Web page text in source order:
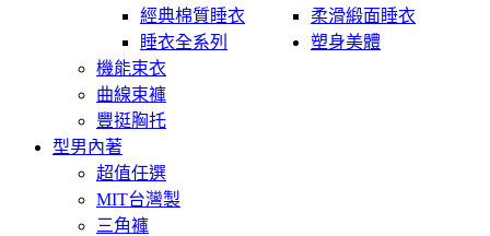
經典棉質睡衣
柔滑緞面睡衣
睡衣全系列
塑身美體
機能束衣
曲線束褲
豐挺胸托
型男內著
超值任選
MIT台灣製
三角褲